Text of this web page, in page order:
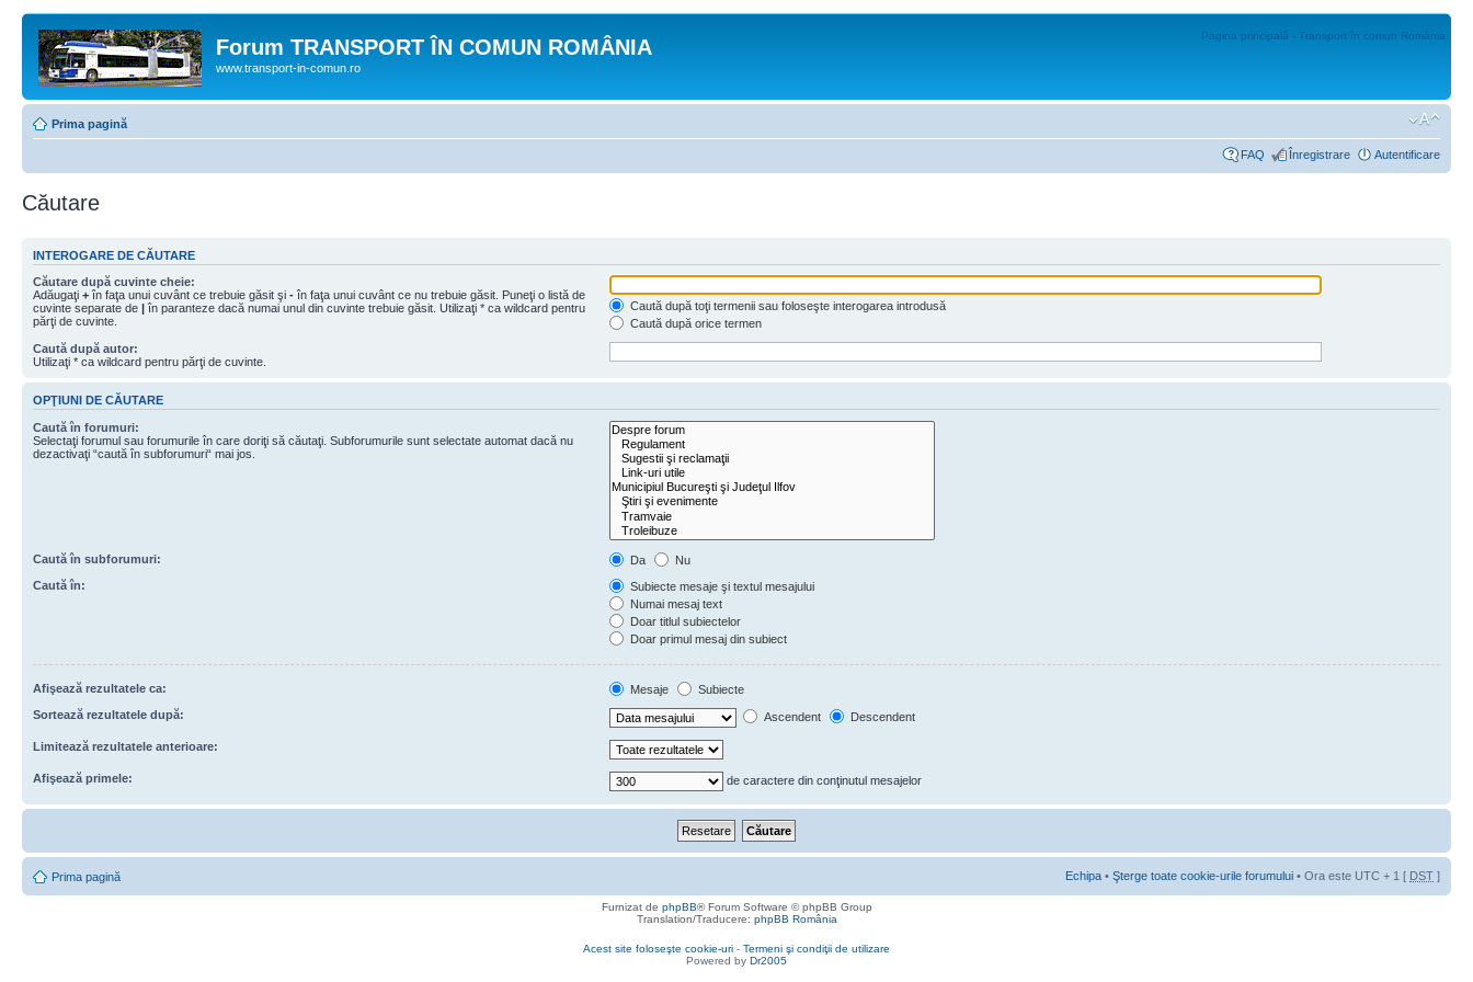
Forum TRANSPORT ÎN COMUN ROMÂNIA
www.transport-in-comun.ro
Pagina principală - Transport în comun România
Prima pagină
FAQ Înregistrare Autentificare
Căutare
INTEROGARE DE CĂUTARE
Căutare după cuvinte cheie:
Adăugaţi + în faţa unui cuvânt ce trebuie găsit şi - în faţa unui cuvânt ce nu trebuie găsit. Puneţi o listă de
cuvinte separate de | în paranteze dacă numai unul din cuvinte trebuie găsit. Utilizaţi * ca wildcard pentru
părţi de cuvinte.
Caută după toţi termenii sau foloseşte interogarea introdusă
Caută după orice termen
Caută după autor:
Utilizaţi * ca wildcard pentru părţi de cuvinte.
OPŢIUNI DE CĂUTARE
Caută în forumuri:
Selectaţi forumul sau forumurile în care doriţi să căutaţi. Subforumurile sunt selectate automat dacă nu
dezactivaţi “caută în subforumuri“ mai jos.
Caută în subforumuri: Da
Nu
Caută în:
Subiecte mesaje şi textul mesajului
Numai mesaj text
Doar titlul subiectelor
Doar primul mesaj din subiect
Afişează rezultatele ca: Mesaje
Subiecte
Sortează rezultatele după:
Ascendent Descendent
Limitează rezultatele anterioare:
Afişează primele: de caractere din conţinutul mesajelor
Prima pagină Echipa • Şterge toate cookie-urile forumului • Ora este UTC + 1 [ DST ]
Furnizat de phpBB® Forum Software © phpBB Group
Translation/Traducere: phpBB România
Acest site foloseşte cookie-uri - Termeni şi condiţii de utilizare
Powered by Dr2005